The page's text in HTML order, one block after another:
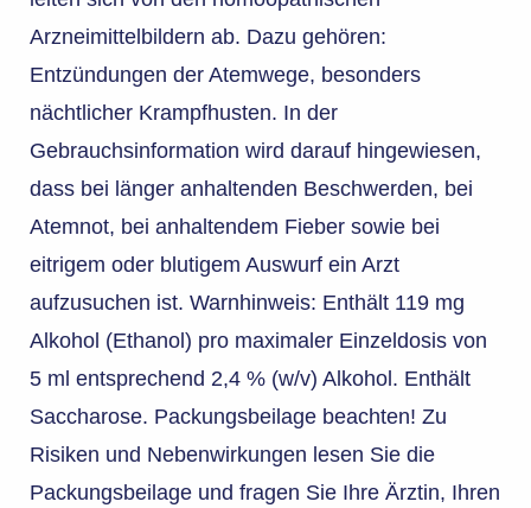
Arzneimittelbildern ab. Dazu gehören:
Entzündungen der Atemwege, besonders
nächtlicher Krampfhusten. In der
Gebrauchsinformation wird darauf hingewiesen,
dass bei länger anhaltenden Beschwerden, bei
Atemnot, bei anhaltendem Fieber sowie bei
eitrigem oder blutigem Auswurf ein Arzt
aufzusuchen ist. Warnhinweis: Enthält 119 mg
Alkohol (Ethanol) pro maximaler Einzeldosis von
5 ml entsprechend 2,4 % (w/v) Alkohol. Enthält
Saccharose. Packungsbeilage beachten! Zu
Risiken und Nebenwirkungen lesen Sie die
Packungsbeilage und fragen Sie Ihre Ärztin, Ihren